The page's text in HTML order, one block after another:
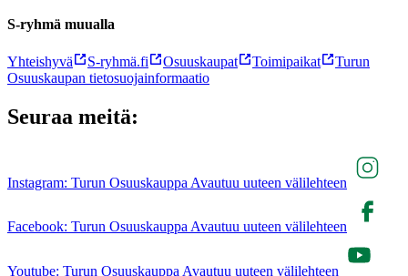
S-ryhmä muualla
Yhteishyvä S-ryhmä.fi Osuuskaupat Toimipaikat
Turun
Osuuskaupan tietosuojainformaatio
Seuraa meitä:
Instagram: Turun Osuuskauppa Avautuu uuteen välilehteen
Facebook: Turun Osuuskauppa Avautuu uuteen välilehteen
Youtube: Turun Osuuskauppa Avautuu uuteen välilehteen